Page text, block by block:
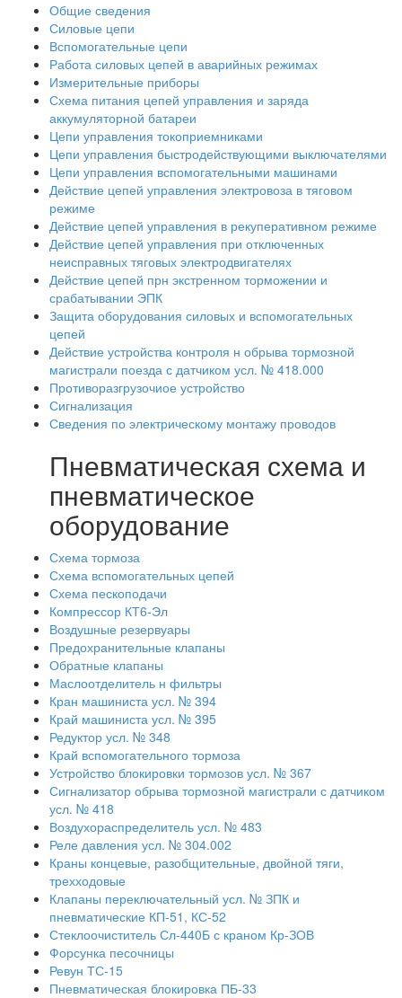
Общие сведения
Силовые цепи
Вспомогательные цепи
Работа силовых цепей в аварийных режимах
Измерительные приборы
Схема питания цепей управления и заряда
аккумуляторной батареи
Цепи управления токоприемниками
Цепи управления быстродействующими выключателями
Цепи управления вспомогательными машинами
Действие цепей управления электровоза в тяговом
режиме
Действие цепей управления в рекуперативном режиме
Действие цепей управления при отключенных
неисправных тяговых электродвигателях
Действие цепей прн экстренном торможении и
срабатывании ЭПК
Защита оборудования силовых и вспомогательных
цепей
Действие устройства контроля н обрыва тормозной
магистрали поезда с датчиком усл. № 418.000
Противоразгрузочиое устройство
Сигнализация
Сведения по электрическому монтажу проводов
Пневматическая схема и
пневматическое
оборудование
Схема тормоза
Схема вспомогательных цепей
Схема пескоподачи
Компрессор КТ6-Эл
Воздушные резервуары
Предохранительные клапаны
Обратные клапаны
Маслоотделитель н фильтры
Кран машиниста усл. № 394
Край машиниста усл. № 395
Редуктор усл. № 348
Край вспомогательного тормоза
Устройство блокировки тормозов усл. № 367
Сигнализатор обрыва тормозной магистрали с датчиком
усл. № 418
Воздухораспределитель усл. № 483
Реле давления усл. № 304.002
Краны концевые, разобщительные, двойной тяги,
трехходовые
Клапаны переключательный усл. № ЗПК и
пневматические КП-51, КС-52
Стеклоочиститель Сл-440Б с краном Кр-ЗОВ
Форсунка песочницы
Ревун ТС-15
Пневматическая блокировка ПБ-33